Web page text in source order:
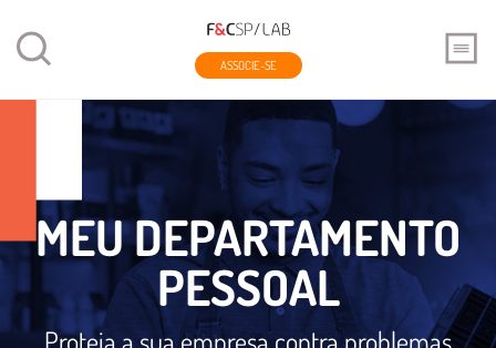
ASSOCIE-SE
MEU DEPARTAMENTO
PESSOAL
Proteja a sua empresa contra problemas